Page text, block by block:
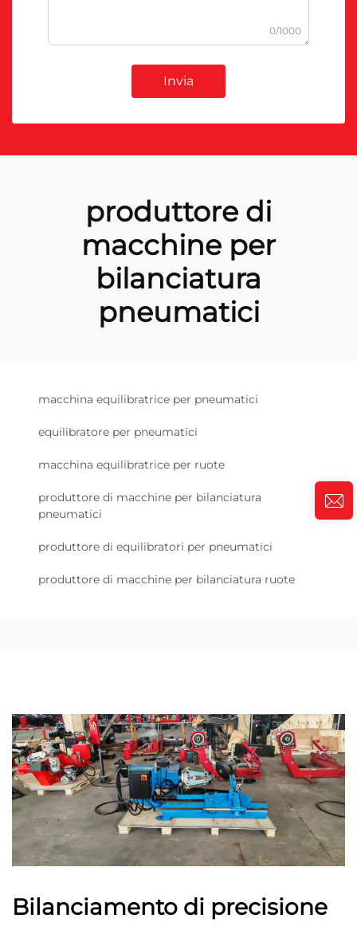
0/1000
Invia
produttore di
macchine per
bilanciatura
pneumatici
macchina equilibratrice per pneumatici
equilibratore per pneumatici
macchina equilibratrice per ruote
produttore di macchine per bilanciatura
pneumatici
produttore di equilibratori per pneumatici
produttore di macchine per bilanciatura ruote
Bilanciamento di precisione